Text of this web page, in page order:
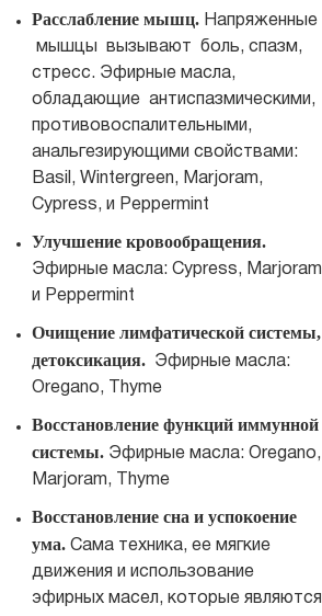
Расслабление мышц.Напряженные
мышцы вызывают боль, спазм,
стресс. Эфирные масла,
обладающие антиспазмическими,
противовоспалительными,
анальгезирующими свойствами:
Basil, Wintergreen, Marjoram,
Cypress, и Peppermint
Улучшение кровообращения.
Эфирные масла: Cypress, Marjoram
и Peppermint
Очищение лимфатической системы,
детоксикация.
Эфирные масла:
Oregano, Thyme
Восстановление функций иммунной
системы.Эфирные масла: Oregano,
Marjoram, Thyme
Восстановление сна и успокоение
ума.Сама техника, ее мягкие
движения и использование
эфирных масел, которые являются